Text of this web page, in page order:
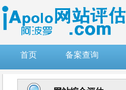
首页
备案查询